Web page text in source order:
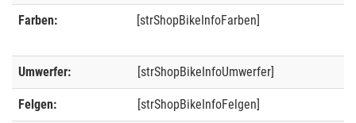
Farben: [strShopBikeInfoFarben]
Umwerfer: [strShopBikeInfoUmwerfer]
Felgen: [strShopBikeInfoFelgen]